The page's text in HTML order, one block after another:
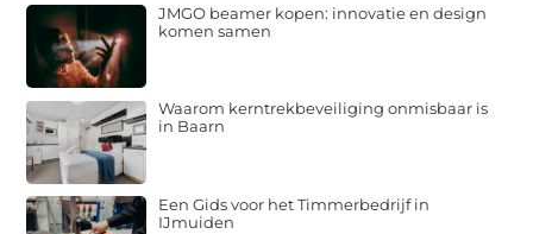
JMGO beamer kopen: innovatie en design
komen samen
Waarom kerntrekbeveiliging onmisbaar is
in Baarn
Een Gids voor het Timmerbedrijf in
IJmuiden